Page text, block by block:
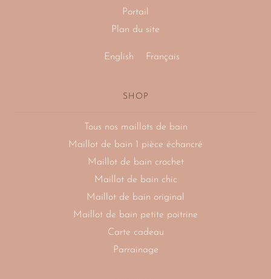
Portail
Plan du site
English Français
SHOP
Tous nos maillots de bain
Maillot de bain 1 pièce échancré
Maillot de bain crochet
Maillot de bain chic
Maillot de bain original
Maillot de bain petite poitrine
Carte cadeau
Parrainage